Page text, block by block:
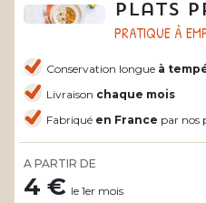
Plats
PRATIQUE À
Conservation longue à
Livraison chaque mois
Fabriqué en France par nos
A PARTIR DE
4 € le 1er mois